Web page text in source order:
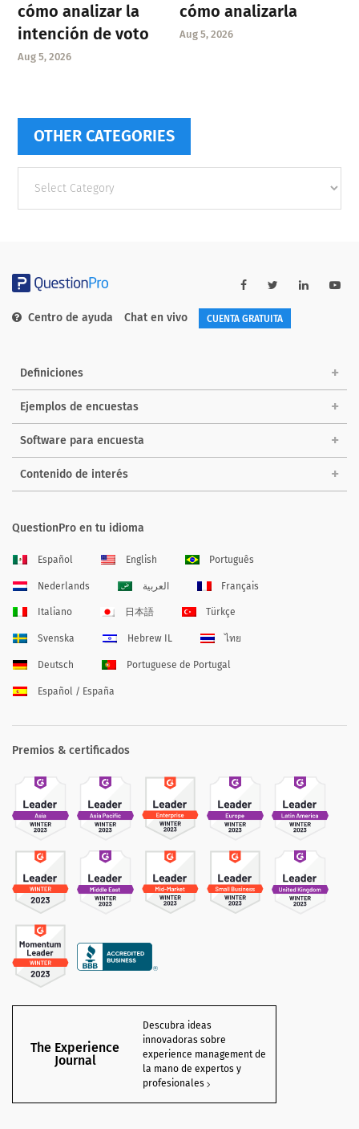
cómo analizar la
intención de voto
Aug 5, 2026
cómo analizarla
Aug 5, 2026
OTHER CATEGORIES
categories
Centro de ayuda Chat en vivo CUENTA GRATUITA
Definiciones
Ejemplos de encuestas
Software para encuesta
Contenido de interés
QuestionPro en tu idioma
Español English Português
Nederlands العربية Français
Italiano 日本語 Türkçe
Svenska Hebrew IL ไทย
Deutsch Portuguese de Portugal
Español / España
Premios & certificados
The Experience
Journal
Descubra ideas
innovadoras sobre
experience management de
la mano de expertos y
profesionales